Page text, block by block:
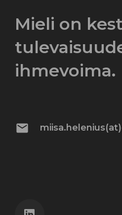
Mieli on
ihmevoima.
mail